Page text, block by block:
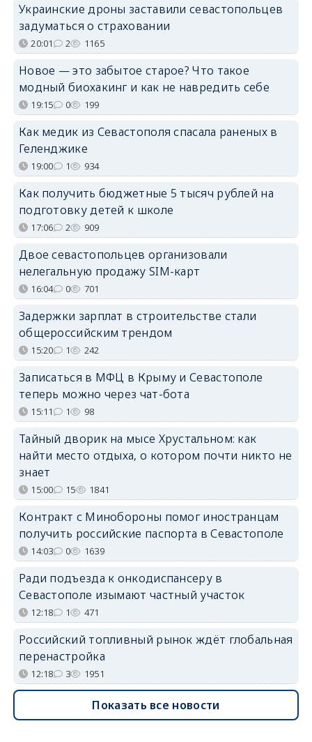
Украинские дроны заставили севастопольцев
задуматься о страховании
20:01 2 1165
Новое — это забытое старое? Что такое
модный биохакинг и как не навредить себе
19:15 0 199
Как медик из Севастополя спасала раненых в
Геленджике
19:00 1 934
Как получить бюджетные 5 тысяч рублей на
подготовку детей к школе
17:06 2 909
Двое севастопольцев организовали
нелегальную продажу SIM-карт
16:04 0 701
Задержки зарплат в строительстве стали
общероссийским трендом
15:20 1 242
Записаться в МФЦ в Крыму и Севастополе
теперь можно через чат-бота
15:11 1 98
Тайный дворик на мысе Хрустальном: как
найти место отдыха, о котором почти никто не
знает
15:00 15 1841
Контракт с Минобороны помог иностранцам
получить российские паспорта в Севастополе
14:03 0 1639
Ради подъезда к онкодиспансеру в
Севастополе изымают частный участок
12:18 1 471
Российский топливный рынок ждёт глобальная
перенастройка
12:18 3 1951
Показать все новости